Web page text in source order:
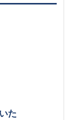
た